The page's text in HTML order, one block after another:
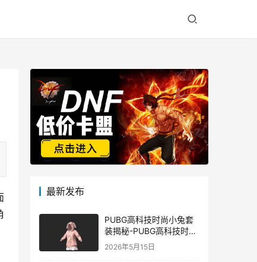
最新发布
PUBG高科技时尚小兔套
装揭秘-PUBG高科技时尚
小兔套装的潮流与科技结
2026年5月15日